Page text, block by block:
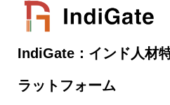
IndiGate：インド人材
ラットフォーム